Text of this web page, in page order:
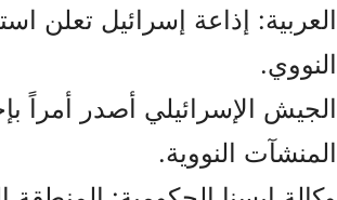
العربية: إذاعة إسرائيل تعلن
النووي.
الجيش الإسرائيلي أصدر أمراً
المنشآت النووية.